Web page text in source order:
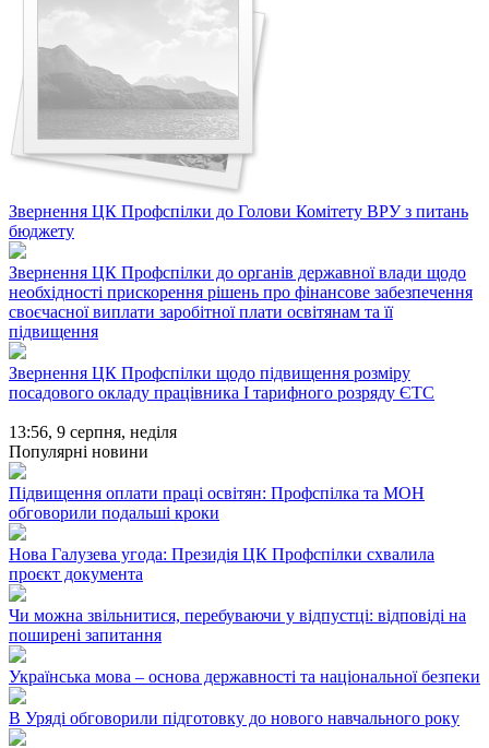
Звернення ЦК Профспілки до Голови Комітету ВРУ з питань
бюджету
Звернення ЦК Профспілки до органів державної влади щодо
необхідності прискорення рішень про фінансове забезпечення
своєчасної виплати заробітної плати освітянам та її
підвищення
Звернення ЦК Профспілки щодо підвищення розміру
посадового окладу працівника І тарифного розряду ЄТС
13:56, 9 серпня, неділя
Популярні новини
Підвищення оплати праці освітян: Профспілка та МОН
обговорили подальші кроки
Нова Галузева угода: Президія ЦК Профспілки схвалила
проєкт документа
Чи можна звільнитися, перебуваючи у відпустці: відповіді на
поширені запитання
Українська мова – основа державності та національної безпеки
В Уряді обговорили підготовку до нового навчального року